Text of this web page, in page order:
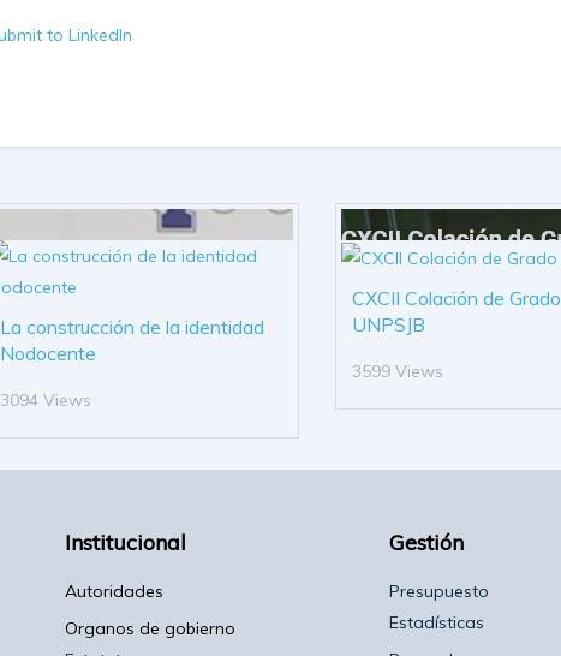
La construcción de la identidad
Nodocente
3094 Views
CXCII Colación de Grado
UNPSJB
3599 Views
Institucional
Autoridades
Organos de gobierno
Gestión
Presupuesto
Estadísticas